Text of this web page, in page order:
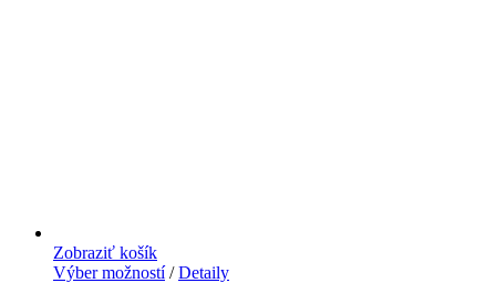
Zobraziť košík
Výber možností/ Detaily